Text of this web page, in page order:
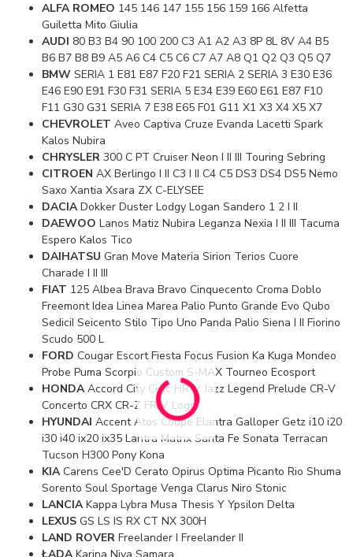
ALFA ROMEO 145 146 147 155 156 159 166 Alfetta
Guiletta Mito Giulia
AUDI 80 B3 B4 90 100 200 C3 A1 A2 A3 8P 8L 8V A4 B5
B6 B7 B8 B9 A5 A6 C4 C5 C6 C7 A7 A8 Q1 Q2 Q3 Q5 Q7
BMW SERIA 1 E81 E87 F20 F21 SERIA 2 SERIA 3 E30 E36
E46 E90 E91 F30 F31 SERIA 5 E34 E39 E60 E61 E87 F10
F11 G30 G31 SERIA 7 E38 E65 F01 G11 X1 X3 X4 X5 X7
CHEVROLETAveo Captiva Cruze Evanda Lacetti Spark
Kalos Nubira
CHRYSLER 300 C PT Cruiser Neon I II III Touring Sebring
CITROENAX Berlingo I II C3 I II C4 C5 DS3 DS4 DS5 Nemo
Saxo Xantia Xsara ZX C-ELYSEE
DACIADokker Duster Lodgy Logan Sandero 1 2 I II
DAEWOO Lanos Matiz Nubira Leganza Nexia I II III Tacuma
Espero Kalos Tico
DAIHATSU Gran Move Materia Sirion Terios Cuore
Charade I II III
FIAT 125 Albea Brava Bravo Cinquecento Croma Doblo
Freemont Idea Linea Marea Palio Punto Grande Evo Qubo
SediciI Seicento Stilo Tipo Uno Panda Palio Siena I II Fiorino
Scudo 500 L
FORDCougar Escort Fiesta Focus Fusion Ka Kuga Mondeo
Probe Puma Scorpio Custom S-MAX Tourneo Ecosport
HONDAAccord City Civic HR-V Jazz Legend Prelude CR-V
Concerto CRX CR-Z FR-V Logo
HYUNDAI Accent Atos Coupe Elantra Galloper Getz i10 i20
i30 i40 ix20 ix35 Lantra Matrix Santa Fe Sonata Terracan
Tucson H300 Pony Kona
KIACarens Cee'D Cerato Opirus Optima Picanto Rio Shuma
Sorento Soul Sportage Venga Clarus Niro Stonic
LANCIAKappa Lybra Musa Thesis Y Ypsilon Delta
LEXUS GS LS IS RX CT NX 300H
LAND ROVER Freelander I Freelander II